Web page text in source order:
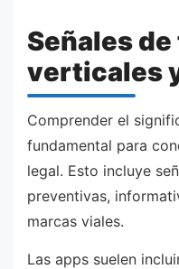
Señales
verticales
Comprender el
fundamental para
legal. Esto incluye
preventivas,
marcas viales.
Las apps suelen